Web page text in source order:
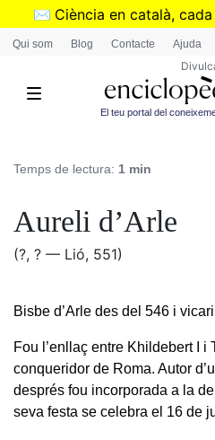
✉️ Ciència en català,
➜Subscriu-te al
Qui som Blog Contacte Ajuda
El teu portal del
Temps de lectura: 1 min
Aureli d’Arle
(?, ? — Lió, 551)
Bisbe d’Arle des del 546 i
Fou l’enllaç entre Khildebert I i
conqueridor de Roma. Autor
després fou incorporada a la
seva festa se celebra el 16 de